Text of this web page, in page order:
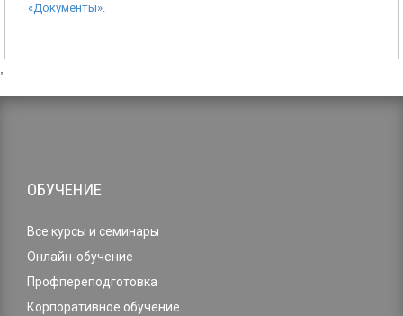
«Документы».
ОБУЧЕНИЕ
Все курсы и семинары
Онлайн-обучение
Профпереподготовка
Корпоративное обучение